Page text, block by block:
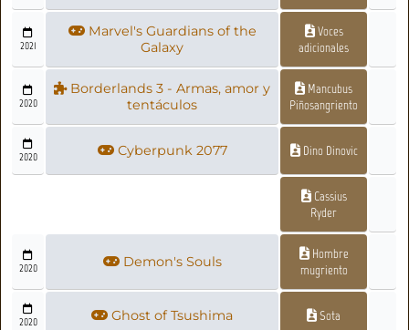
2021
Marvel's Guardians of the
Galaxy
Voces
adicionales
2020
Borderlands 3 - Armas, amor y
tentáculos
Mancubus
Piñosangriento
2020 Cyberpunk 2077 Dino Dinovic
Cassius
Ryder
2020 Demon's Souls
Hombre
mugriento
2020 Ghost of Tsushima Sota